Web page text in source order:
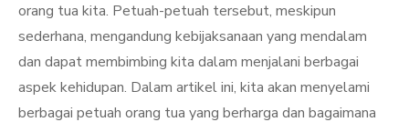
orang tua kita. Petuah-petuah tersebut, meskipun
sederhana, mengandung kebijaksanaan yang mendalam
dan dapat membimbing kita dalam menjalani berbagai
aspek kehidupan. Dalam artikel ini, kita akan menyelami
berbagai petuah orang tua yang berharga dan bagaimana